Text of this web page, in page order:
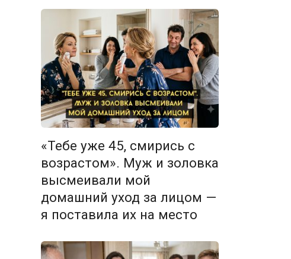
«Тебе уже 45, смирись с
возрастом». Муж и золовка
высмеивали мой
домашний уход за лицом —
я поставила их на место